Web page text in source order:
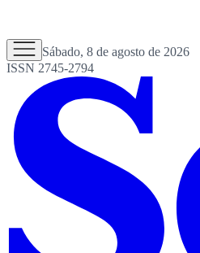
Sábado, 8 de agosto de 2026
ISSN 2745-2794